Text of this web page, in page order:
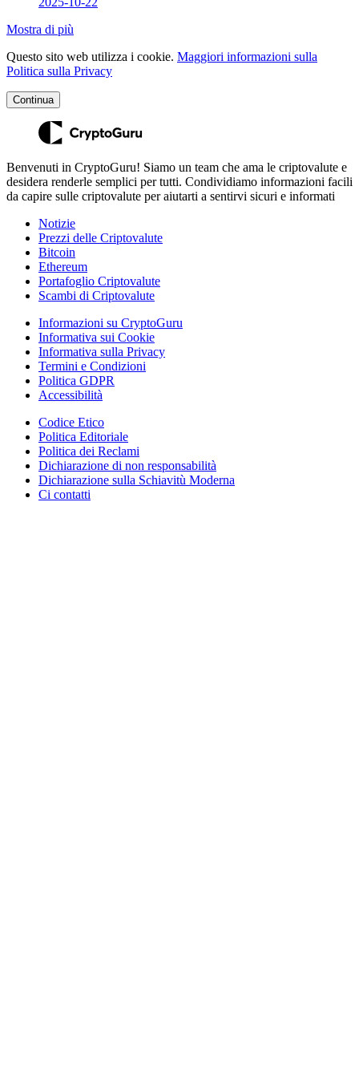
Mostra di più
Questo sito web utilizza i cookie. Maggiori informazioni sulla
Politica sulla Privacy
Continua
Benvenuti in CryptoGuru! Siamo un team che ama le criptovalute e
desidera renderle semplici per tutti. Condividiamo informazioni facili
da capire sulle criptovalute per aiutarti a sentirvi sicuri e informati
Notizie
Prezzi delle Criptovalute
Bitcoin
Ethereum
Portafoglio Criptovalute
Scambi di Criptovalute
Informazioni su CryptoGuru
Informativa sui Cookie
Informativa sulla Privacy
Termini e Condizioni
Politica GDPR
Accessibilità
Codice Etico
Politica Editoriale
Politica dei Reclami
Dichiarazione di non responsabilità
Dichiarazione sulla Schiavitù Moderna
Ci contatti